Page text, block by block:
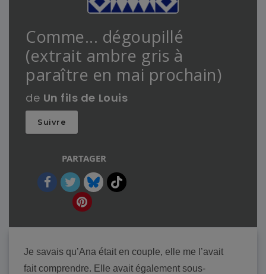
Comme... dégoupillé
(extrait ambre gris à
paraître en mai prochain)
de Un fils de Louis
Suivre
PARTAGER
Je savais qu’Ana était en couple, elle me l’avait
fait comprendre. Elle avait également sous-